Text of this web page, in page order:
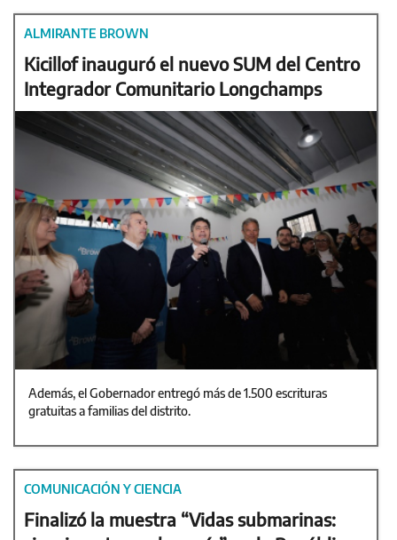
ALMIRANTE BROWN
Kicillof inauguró el nuevo SUM del Centro
Integrador Comunitario Longchamps
Además, el Gobernador entregó más de 1.500 escrituras
gratuitas a familias del distrito.
COMUNICACIÓN Y CIENCIA
Finalizó la muestra “Vidas submarinas: